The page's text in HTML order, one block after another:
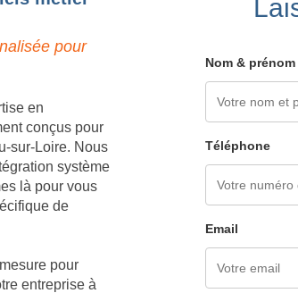
pour
en
conçus pour
sur-Loire. Nous
système
là pour vous
de
pour
entreprise à
Nom & prénom
Téléphone
Email